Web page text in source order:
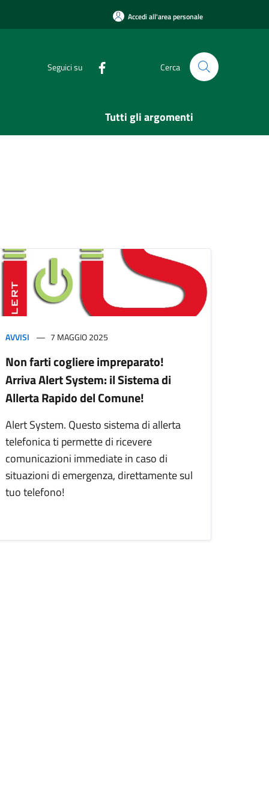
Accedi all'area personale
Seguici su Cerca
Tutti gli argomenti
AVVISI 7 MAGGIO 2025
Non farti cogliere impreparato!
Arriva Alert System: il Sistema di
Allerta Rapido del Comune!
Alert System. Questo sistema di allerta
telefonica ti permette di ricevere
comunicazioni immediate in caso di
situazioni di emergenza, direttamente sul
tuo telefono!